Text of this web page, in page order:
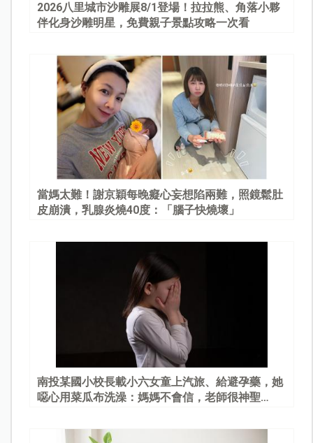
2026八里城市沙雕展8/1登場！拉拉熊、角落小夥
伴化身沙雕明星，免費親子景點攻略一次看
當媽太難！謝京穎每晚癡心妄想陷兩難，照鏡鬆肚
皮崩潰，乳腺炎燒40度：「腦子快燒壞」
南投某國小校長載小六女童上汽旅、給避孕藥，她
噁心用菜瓜布洗澡：媽媽不會信，老師很神聖…